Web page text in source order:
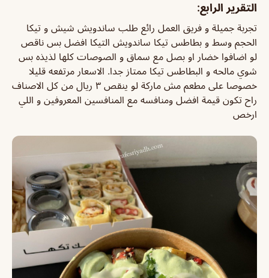
التقرير الرابع:
تجربة جميلة و فريق العمل رائع طلب ساندويش شيش و تيكا
الحجم وسط و بطاطس تيكا ساندويش التيكا افضل بس ناقص
لو اضافوا خضار او بصل مع سماق و الصوصات كلها لذيذه بس
شوي مالحه و البطاطس تيكا ممتاز جدا. الاسعار مرتفعه قليلا
خصوصا على مطعم مش ماركة لو ينقص ٣ ريال من كل الاصناف
راح تكون قيمة افضل ومنافسه مع المنافسين المعروفين و اللي
ارخص